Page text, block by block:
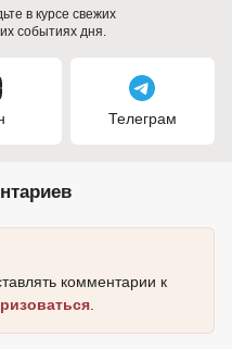
в курсе свежих
событиях дня.
Телеграм
комментарии к